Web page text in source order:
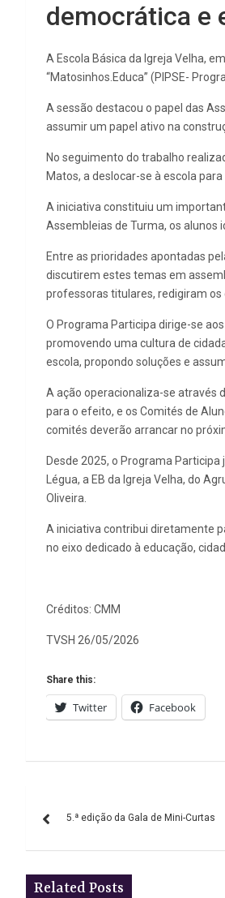
democrática e
A Escola Básica da Igreja Velha,
“Matosinhos.Educa” (PIPSE-
A sessão destacou o papel das
assumir um papel ativo na
No seguimento do trabalho
Matos, a deslocar-se à escola
A iniciativa constituiu um
Assembleias de Turma, os alunos
Entre as prioridades apontadas
discutirem estes temas em
professoras titulares, redigiram
O Programa Participa dirige-se
promovendo uma cultura de
escola, propondo soluções e
A ação operacionaliza-se através
para o efeito, e os Comités de
comités deverão arrancar no
Desde 2025, o Programa
Légua, a EB da Igreja Velha, do
Oliveira.
A iniciativa contribui diretamente
no eixo dedicado à educação,
Créditos: CMM
TVSH 26/05/2026
Share this:
Twitter Facebook
de
artigos
5.ª edição da Gala de Mini-Curtas
Related Posts